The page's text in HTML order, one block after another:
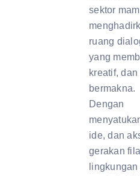
sektor
ruang
yang
kreatif, dan
bermakna.
Dengan
ide, dan
gerakan